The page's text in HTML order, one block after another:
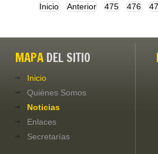
Inicio Anterior 475 476
MAPA DEL SITIO
Inicio
Quiénes Somos
Noticias
Enlaces
Secretarías